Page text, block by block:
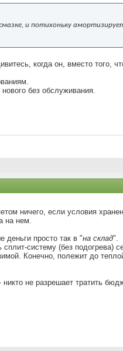
и потихоньку
когда он, вместо того,
без обслуживания.
ничего, если условия
на нем.
деньги просто так в "на склад".
систему (без подогрева)
Конечно, полежит до
не разрешает тратить